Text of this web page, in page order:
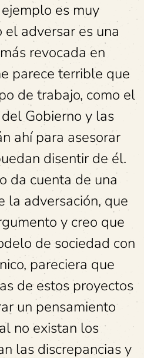
es muy
adversar es una
revocada en
parece terrible que
de trabajo, como el
Gobierno y las
ahí para asesorar
disentir de él.
da cuenta de una
la adversación, que
y creo que
de sociedad con
pareciera que
de estos proyectos
un pensamiento
no existan los
las discrepancias y